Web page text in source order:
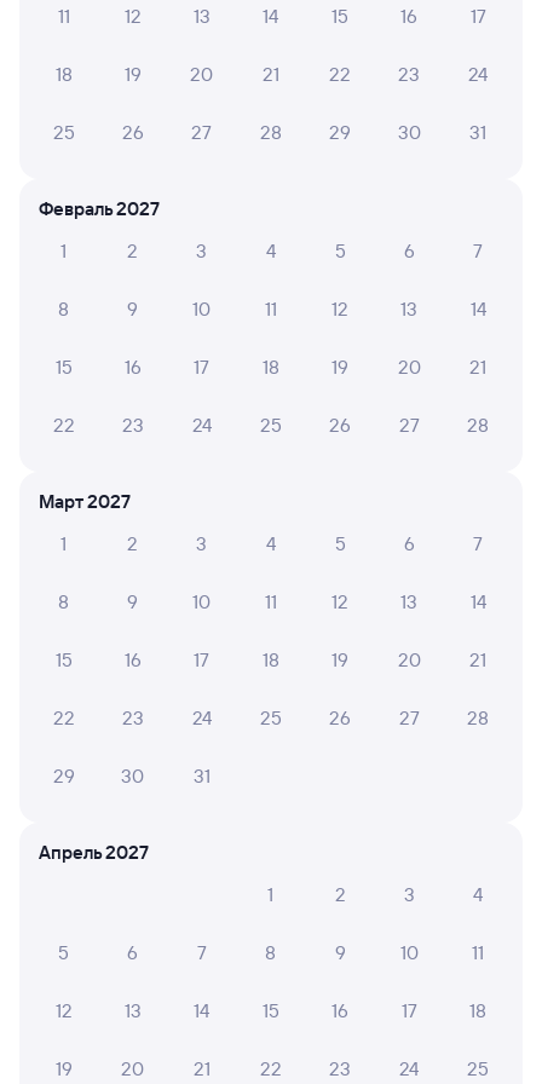
А ещё здесь можно найти
Обратные билеты из Ледяной в Юрты
Отели
11 12 13 14 15 16 17
18 19 20 21 22 23 24
25 26 27 28 29 30 31
Февраль 2027
1
2 3 4 5 6 7
8 9 10 11 12 13 14
15 16 17 18 19 20 21
22 23 24 25 26 27 28
Март 2027
1
2 3 4 5 6 7
8 9 10 11 12 13 14
15 16 17 18 19 20 21
22 23 24 25 26 27 28
29 30 31
Апрель 2027
1
2 3 4
5 6 7 8 9 10 11
12 13 14 15 16 17 18
19 20 21 22 23 24 25